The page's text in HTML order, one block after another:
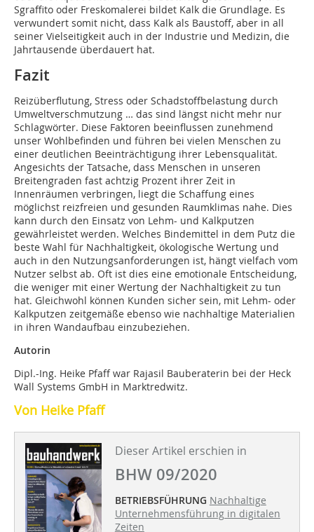
Sgraffito oder Freskomalerei bildet Kalk die Grundlage. Es
verwundert somit nicht, dass Kalk als Baustoff, aber in all
seiner Vielseitigkeit auch in der Industrie und Medizin, die
Jahrtausende überdauert hat.
Fazit
Reizüberflutung, Stress oder Schadstoffbelastung durch
Umweltverschmutzung … das sind längst nicht mehr nur
Schlagwörter. Diese Faktoren beeinflussen zunehmend
unser Wohlbefinden und führen bei vielen Menschen zu
einer deutlichen Beeinträchtigung ihrer Lebensqualität.
Angesichts der Tatsache, dass Menschen in unseren
Breitengraden fast achtzig Prozent ihrer Zeit in
Innenräumen verbringen, liegt die Schaffung eines
möglichst reizfreien und gesunden Raumklimas nahe. Dies
kann durch den Einsatz von Lehm- und Kalkputzen
gewährleistet werden. Welches Bindemittel in dem Putz die
beste Wahl für Nachhaltigkeit, ökologische Wertung und
auch in den Nutzungsanforderungen ist, hängt vielfach vom
Nutzer selbst ab. Oft ist dies eine emotionale Entscheidung,
die weniger mit einer Wertung der Nachhaltigkeit zu tun
hat. Gleichwohl können Kunden sicher sein, mit Lehm- oder
Kalkputzen zeitgemäße ebenso wie nachhaltige Materialien
in ihren Wandaufbau einzubeziehen.
Autorin
Dipl.-Ing. Heike Pfaff war Rajasil Bauberaterin bei der Heck
Wall Systems GmbH in Marktredwitz.
Von Heike Pfaff
Dieser Artikel erschien in
BHW 09/2020
BETRIEBSFÜHRUNG Nachhaltige
Unternehmensführung in digitalen
Zeiten